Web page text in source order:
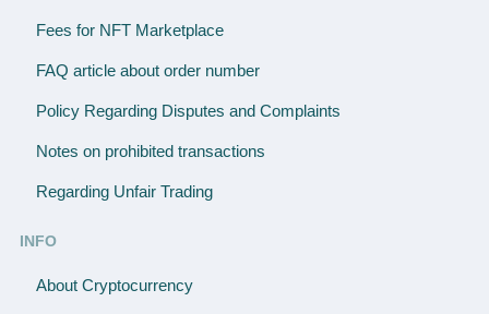
Fees for NFT Marketplace
FAQ article about order number
Policy Regarding Disputes and Complaints
Notes on prohibited transactions
Regarding Unfair Trading
INFO
About Cryptocurrency